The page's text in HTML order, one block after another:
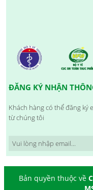
ĐĂNG KÝ NHẬN
Khách hàng có thể đăng ký
từ chúng tôi
Bản quyền thuộc về